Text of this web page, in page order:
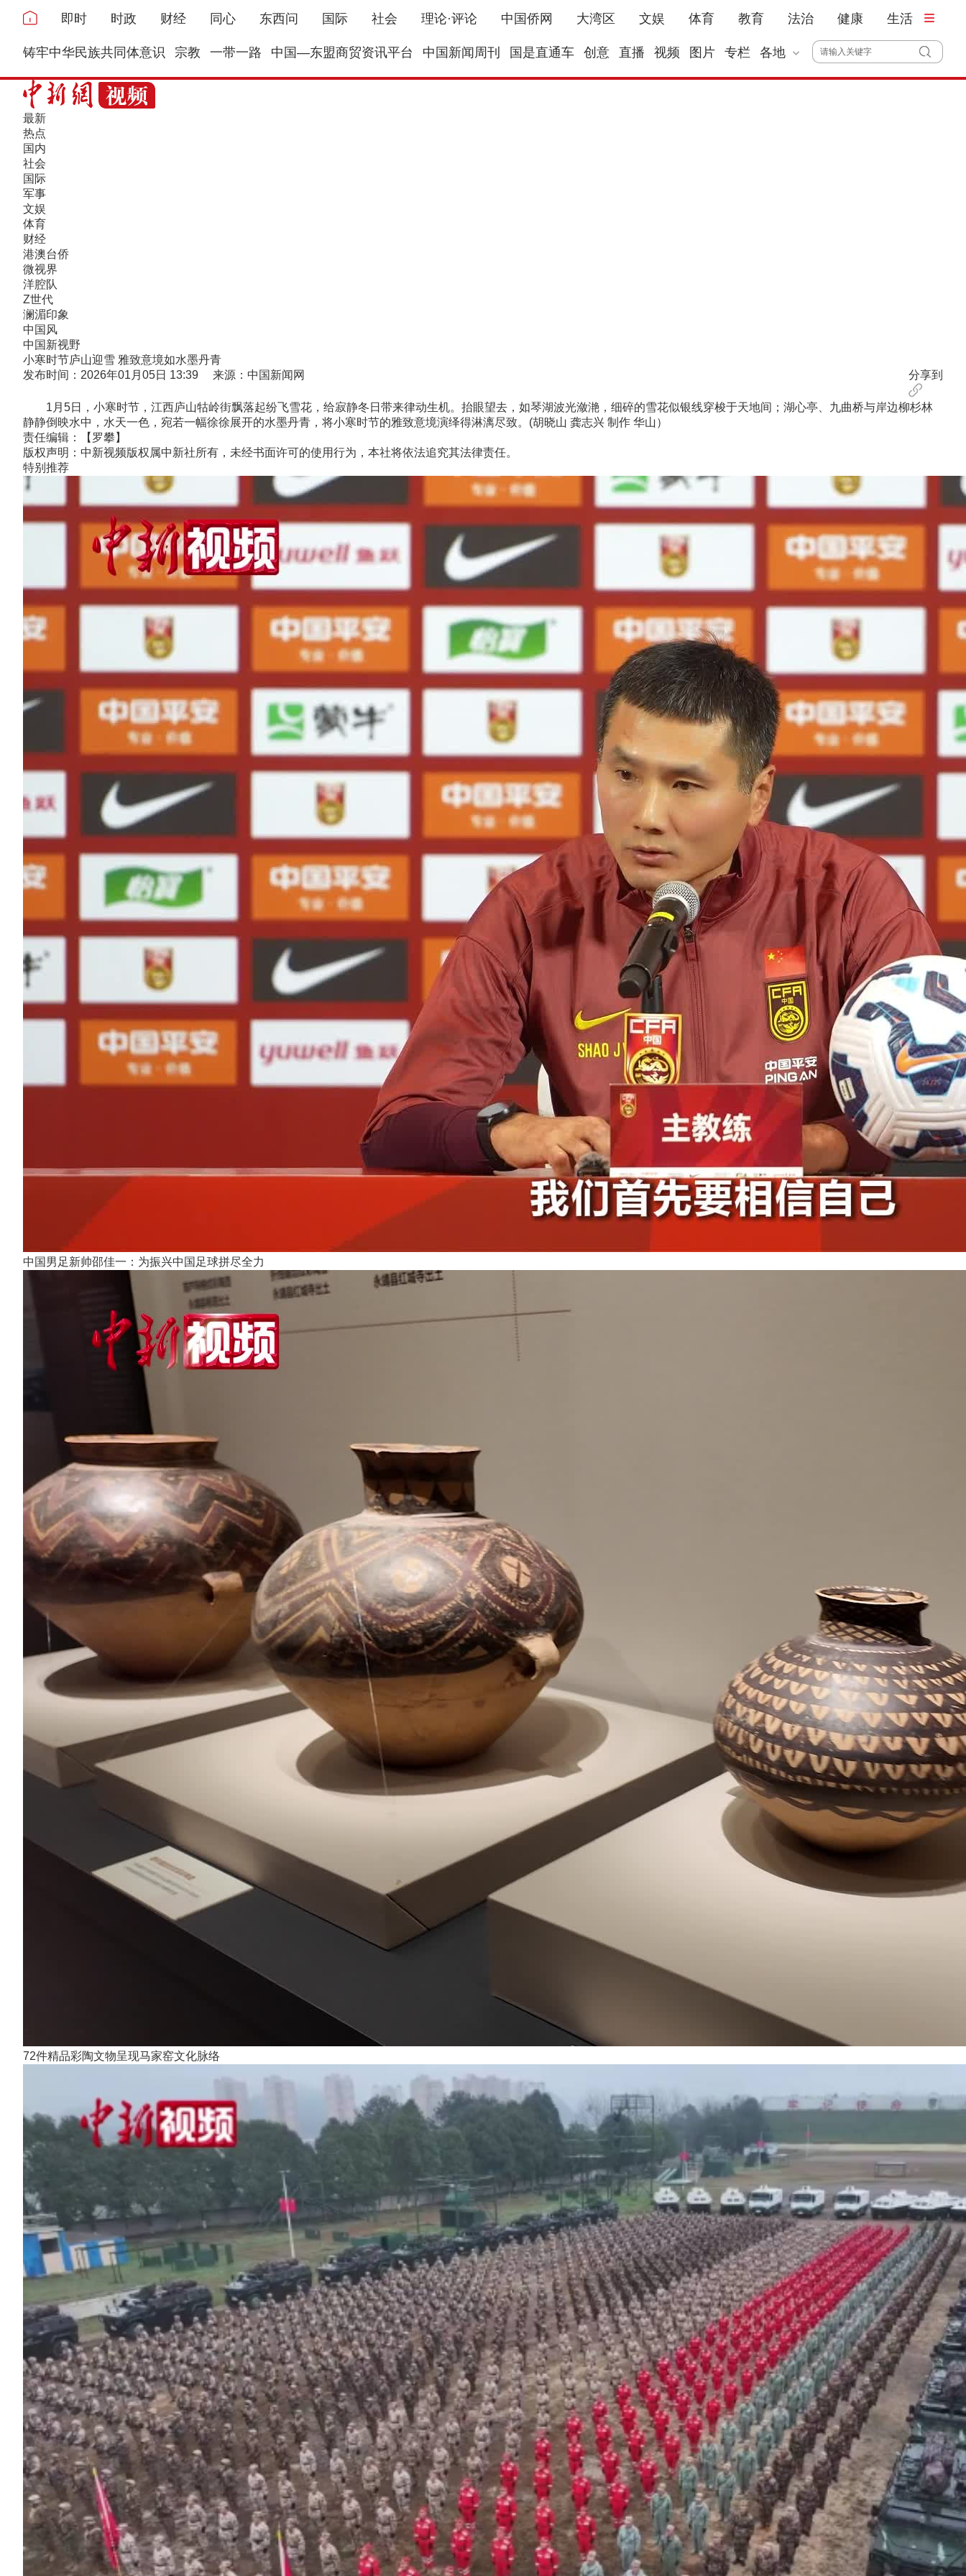
即时 时政 财经 同心 东西问 国际 社会 理论·评论 中国侨网 大湾区 文娱 体育 教育 法治 健康 生活
铸牢中华民族共同体意识 宗教 一带一路 中国—东盟商贸资讯平台 中国新闻周刊 国是直通车 创意 直播 视频 图片 专栏 各地
最新
热点
国内
社会
国际
军事
文娱
体育
财经
港澳台侨
微视界
洋腔队
Z世代
澜湄印象
中国风
中国新视野
小寒时节庐山迎雪 雅致意境如水墨丹青
发布时间：2026年01月05日 13:39 来源：中国新闻网
分享到
1月5日，小寒时节，江西庐山牯岭街飘落起纷飞雪花，给寂静冬日带来律动生机。抬眼望去，如琴湖波光潋滟，细碎的雪花似银线穿梭于天地间；湖心亭、九曲桥与岸边柳杉林
静静倒映水中，水天一色，宛若一幅徐徐展开的水墨丹青，将小寒时节的雅致意境演绎得淋漓尽致。(胡晓山 龚志兴 制作 华山）
责任编辑：【罗攀】
版权声明：中新视频版权属中新社所有，未经书面许可的使用行为，本社将依法追究其法律责任。
特别推荐
中国男足新帅邵佳一：为振兴中国足球拼尽全力
72件精品彩陶文物呈现马家窑文化脉络